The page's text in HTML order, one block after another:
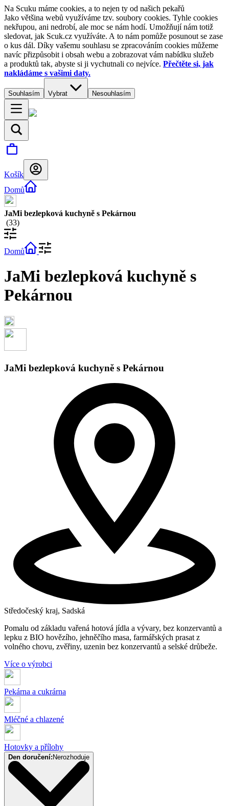
Na Scuku máme cookies, a to nejen ty od našich pekařů
Jako většina webů využíváme tzv. soubory cookies. Tyhle cookies
nekřupou, ani nedrobí, ale moc se nám hodí. Umožňují nám totiž
sledovat, jak Scuk.cz využíváte. A to nám pomůže posunout se zase
o kus dál. Díky vašemu souhlasu se zpracováním cookies můžeme
navíc přizpůsobit i obsah webu a zobrazovat vám nabídku služeb
a produktů tak, abyste si ji vychutnali co nejvíce. Přečtěte si, jak
nakládáme s vašimi daty.
Souhlasím Vybrat Nesouhlasím
Košík
Domů
JaMi bezlepková kuchyně s Pekárnou
(33)
Domů
JaMi bezlepková kuchyně s
Pekárnou
JaMi bezlepková kuchyně s Pekárnou
Středočeský kraj, Sadská
Pomalu od základu vařená hotová jídla a vývary, bez konzervantů a
lepku z BIO hovězího, jehněčího masa, farmářských prasat z
volného chovu, zvěřiny, uzenin bez konzervantů a selské drůbeže.
Více o výrobci
Pekárna a cukrárna
Mléčné a chlazené
Hotovky a přílohy
Den doručení: Nerozhoduje